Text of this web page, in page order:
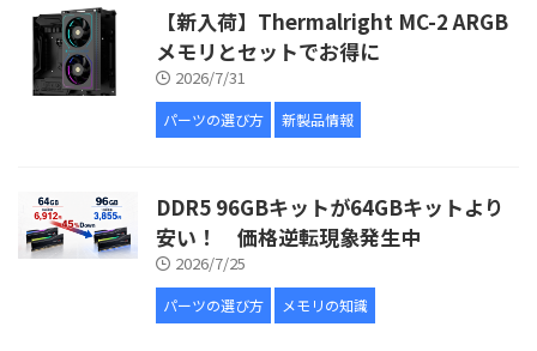
【新入荷】Thermalright MC-2 ARGB
メモリとセットでお得に
2026/7/31
パーツの選び方 新製品情報
DDR5 96GBキットが64GBキットより
安い！ 価格逆転現象発生中
2026/7/25
パーツの選び方 メモリの知識